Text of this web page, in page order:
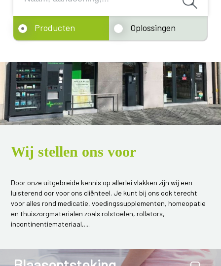
Producten Oplossingen
Wij stellen ons voor
Door onze uitgebreide kennis op allerlei vlakken zijn wij een
luisterend oor voor ons cliënteel. Je kunt bij ons ook terecht
voor alles rond medicatie, voedingssupplementen, homeopatie
en thuiszorgmaterialen zoals rolstoelen, rollators,
incontinentiemateriaal,....